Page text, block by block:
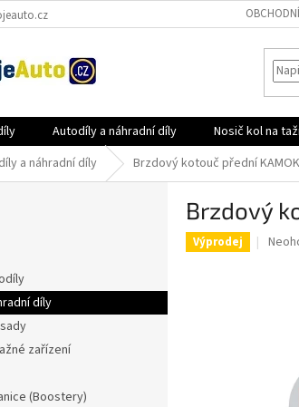
Autodíly a náhradní díly Nosič kol na
a náhradní díly Brzdový kotouč přední
díly
zařízení
(Boostery)
Brzdový
Výprodej